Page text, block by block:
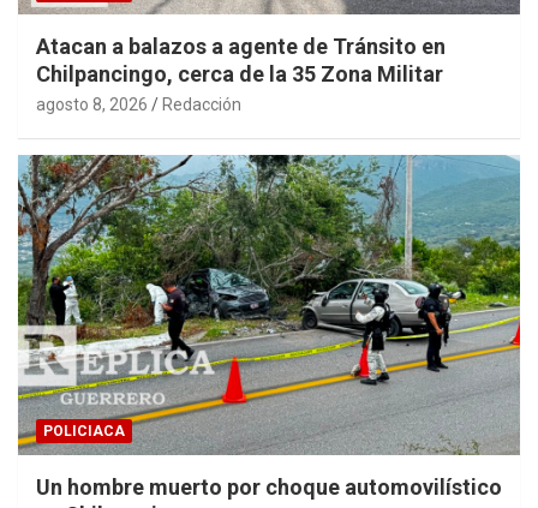
Atacan a balazos a agente de Tránsito en
Chilpancingo, cerca de la 35 Zona Militar
agosto 8, 2026 Redacción
POLICIACA
Un hombre muerto por choque automovilístico